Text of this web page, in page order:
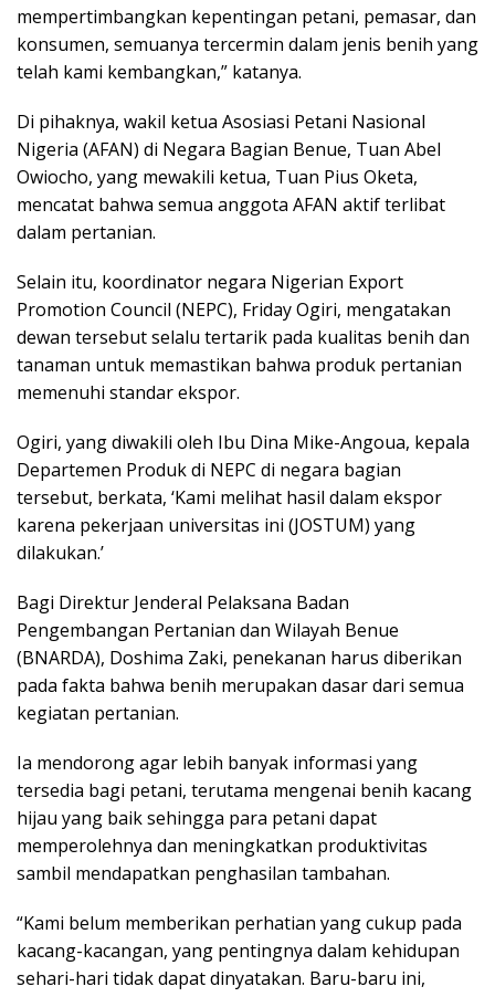
mempertimbangkan kepentingan petani, pemasar, dan
konsumen, semuanya tercermin dalam jenis benih yang
telah kami kembangkan,” katanya.
Di pihaknya, wakil ketua Asosiasi Petani Nasional
Nigeria (AFAN) di Negara Bagian Benue, Tuan Abel
Owiocho, yang mewakili ketua, Tuan Pius Oketa,
mencatat bahwa semua anggota AFAN aktif terlibat
dalam pertanian.
Selain itu, koordinator negara Nigerian Export
Promotion Council (NEPC), Friday Ogiri, mengatakan
dewan tersebut selalu tertarik pada kualitas benih dan
tanaman untuk memastikan bahwa produk pertanian
memenuhi standar ekspor.
Ogiri, yang diwakili oleh Ibu Dina Mike-Angoua, kepala
Departemen Produk di NEPC di negara bagian
tersebut, berkata, ‘Kami melihat hasil dalam ekspor
karena pekerjaan universitas ini (JOSTUM) yang
dilakukan.’
Bagi Direktur Jenderal Pelaksana Badan
Pengembangan Pertanian dan Wilayah Benue
(BNARDA), Doshima Zaki, penekanan harus diberikan
pada fakta bahwa benih merupakan dasar dari semua
kegiatan pertanian.
Ia mendorong agar lebih banyak informasi yang
tersedia bagi petani, terutama mengenai benih kacang
hijau yang baik sehingga para petani dapat
memperolehnya dan meningkatkan produktivitas
sambil mendapatkan penghasilan tambahan.
“Kami belum memberikan perhatian yang cukup pada
kacang-kacangan, yang pentingnya dalam kehidupan
sehari-hari tidak dapat dinyatakan. Baru-baru ini,